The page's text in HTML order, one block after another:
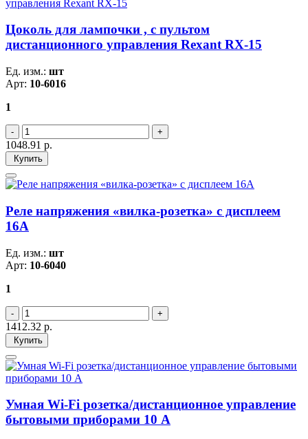
Цоколь для лампочки , с пультом
дистанционного управления Rexant RX-15
Ед. изм.: шт
Арт: 10-6016
1
1048.91 р.
Купить
Реле напряжения «вилка-розетка» c дисплеем
16А
Ед. изм.: шт
Арт: 10-6040
1
1412.32 р.
Купить
Умная Wi-Fi розетка/дистанционное управление
бытовыми приборами 10 А